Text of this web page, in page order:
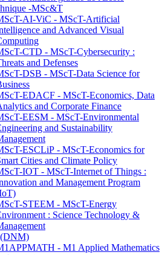
-MSc&T
AI-ViC - MScT-Artificial
and Advanced Visual
CTD - MScT-Cybersecurity :
and Defenses
DSB - MScT-Data Science for
EDACF - MScT-Economics, Data
and Corporate Finance
EESM - MScT-Environmental
and Sustainability
ESCLiP - MScT-Economics for
Cities and Climate Policy
IOT - MScT-Internet of Things :
and Management Program
STEEM - MScT-Energy
: Science Technology &
- M1 Applied Mathematics